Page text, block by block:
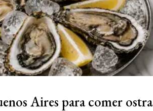
Aires para comer